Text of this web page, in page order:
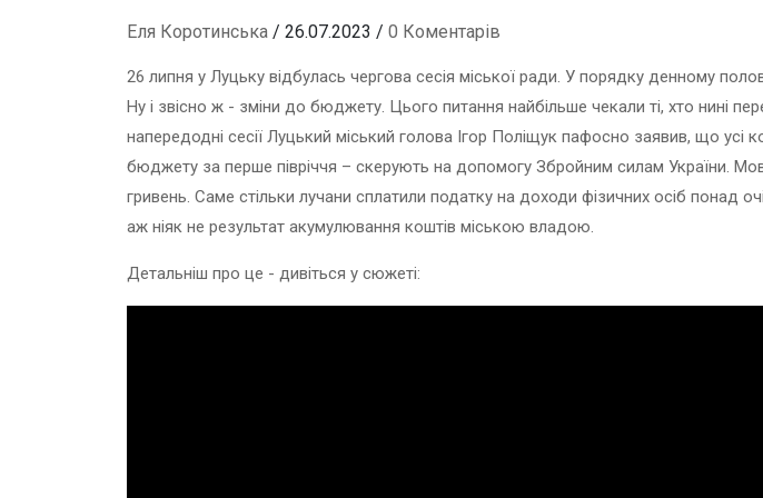
Еля Коротинська / 26.07.2023 / 0 Коментарів
26 липня у Луцьку відбулась чергова сесія міської ради. У порядку денному
Ну і звісно ж - зміни до бюджету. Цього питання найбільше чекали ті, хто нині
напередодні сесії Луцький міський голова Ігор Поліщук пафосно заявив, що усі
бюджету за перше півріччя – скерують на допомогу Збройним силам України.
гривень. Саме стільки лучани сплатили податку на доходи фізичних осіб понад
аж ніяк не результат акумулювання коштів міською владою.
Детальніш про це - дивіться у сюжеті: